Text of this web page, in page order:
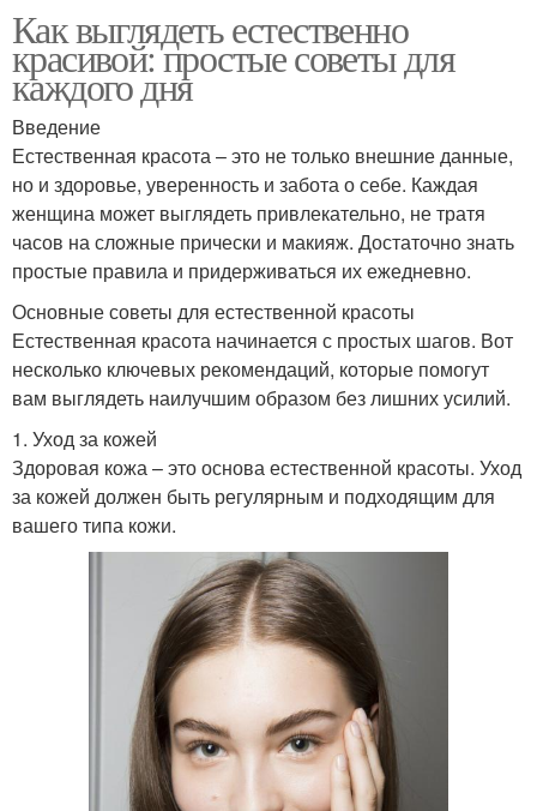
Как выглядеть естественно
красивой: простые советы для
каждого дня
Введение
Естественная красота – это не только внешние данные,
но и здоровье, уверенность и забота о себе. Каждая
женщина может выглядеть привлекательно, не тратя
часов на сложные прически и макияж. Достаточно знать
простые правила и придерживаться их ежедневно.
Основные советы для естественной красоты
Естественная красота начинается с простых шагов. Вот
несколько ключевых рекомендаций, которые помогут
вам выглядеть наилучшим образом без лишних усилий.
1. Уход за кожей
Здоровая кожа – это основа естественной красоты. Уход
за кожей должен быть регулярным и подходящим для
вашего типа кожи.